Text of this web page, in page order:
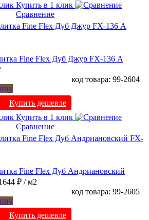
Купить в 1 клик
Сравнение
Fine Flex Дуб Джур FX-136 А
код товара: 99-2604
Купить дешевле
Купить в 1 клик
Сравнение
Fine Flex Дуб Андриановский
₽ / м2
код товара: 99-2605
Купить дешевле